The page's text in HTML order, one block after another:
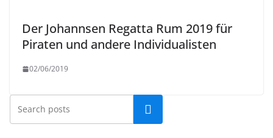
Der Johannsen Regatta Rum 2019 für
Piraten und andere Individualisten
02/06/2019